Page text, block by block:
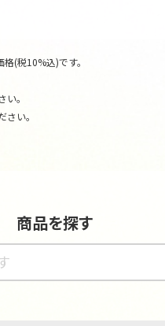
(税10%込)です。
。
い。
商品を探す